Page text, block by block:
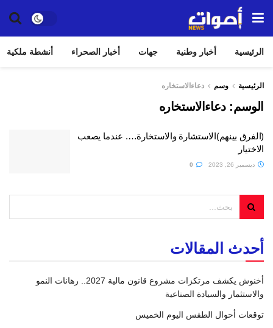
الرئيسية أخبار وطنية جهات أخبار الصحراء أنشطة ملكية
الرئيسية وسم دعاءالاستخاره
الوسم:دعاءالاستخاره
(الفرق بينهم)الاستشارة والاستخارة…. عندما يصعب
الاختيار
ديسمبر 26, 2023
أحدث المقالات
أخنوش يكشف مرتكزات مشروع قانون مالية 2027.. رهانات النمو
والاستثمار والسيادة الصناعية
توقعات أحوال الطقس اليوم الخميس